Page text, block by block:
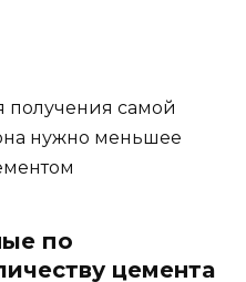
получения самой
нужно меньшее
по
цемента